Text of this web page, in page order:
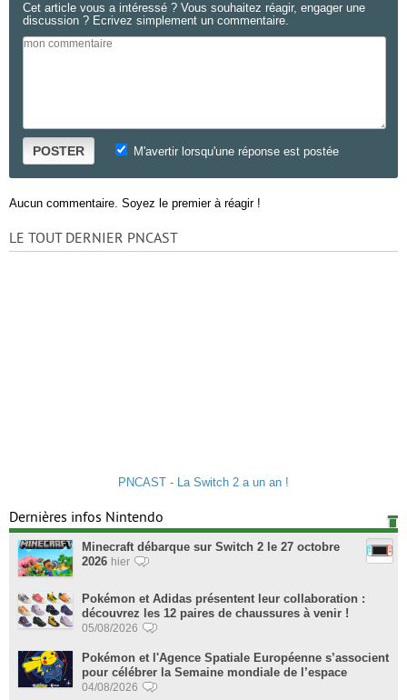
Cet article vous a intéressé ? Vous souhaitez réagir, engager une
discussion ? Ecrivez simplement un commentaire.
POSTER M'avertir lorsqu'une réponse est postée
Aucun commentaire. Soyez le premier à réagir !
LE TOUT DERNIER PNCAST
PNCAST - La Switch 2 a un an !
Dernières infos Nintendo
Minecraft débarque sur Switch 2 le 27 octobre
2026 hier
Pokémon et Adidas présentent leur collaboration :
découvrez les 12 paires de chaussures à venir !
05/08/2026
Pokémon et l'Agence Spatiale Européenne s’associent
pour célébrer la Semaine mondiale de l’espace
04/08/2026